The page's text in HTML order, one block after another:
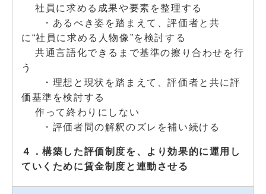
社員に求める成果や要素を整理する
・あるべき姿を踏まえて、評価者と共
に“社員に求める人物像”を検討する
共通言語化できるまで基準の擦り合わせを行
う
・理想と現状を踏まえて、評価者と共に評
価基準を検討する
作って終わりにしない
・評価者間の解釈のズレを補い続ける
４．構築した評価制度を、より効果的に運用し
ていくために賃金制度と連動させる